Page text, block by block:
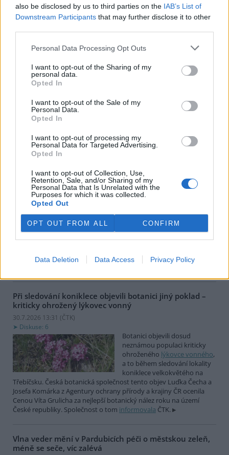
also be disclosed by us to third parties on the IAB’s List of
Downstream Participants that may further disclose it to other
Personal Data Processing Opt Outs
I want to opt-out of the Sharing of my
personal data.
Opted In
I want to opt-out of the Sale of my
Personal Data.
Opted In
I want to opt-out of processing my
Personal Data for Targeted Advertising.
Opted In
I want to opt-out of Collection, Use,
Retention, Sale, and/or Sharing of my
Personal Data that Is Unrelated with the
Purposes for which it was collected.
Opted Out
OPT OUT FROM ALL CONFIRM
Data Deletion Data Access Privacy Policy
Letošní sucho už výrazně snížilo průtoky a hladiny
nádrží v povodí Moravy a Dyje
30.7.2026 20:27 (ČTK)
podepisuje na množství
Moravy a povodí Dyje. Důležité
vodárenské nádrže jsou na
tom podobně či hůř než ve velmi suchém roce 2018. V
vyplývá z deseti hodnocených vodoměrných profilů. Bouřky
pomáhají situaci jen lokálně a krátkodobě, zásadní plošné zlepšení
lze čekat, až přijdou trvalejší a plošné srážky, uvedla v tiskové
zprávě mluvčí Povodí Moravy Jana Kučerová.
30.7.2026 18:05 | LUŽE (ČTK)
Diskuse: 6
Ve středu večer zemřel v
Někdejšímu dlouholetému
řediteli pražské Botanické
zahrady Na Slupi a popularizátorovi říše rostlin bylo 88 let. Poslední
Větvičkův syn Ivan. Na úmrtíupozornilChrudimský deník s
Při sledování koniklece objevili botanici jiný poklad –
kriticky ohrožený lýkovec vonný
30.7.2026 13:31 (ČTK)
Diskuse: 6
Botanici objevili dosud
neznámou populaci kriticky
ohroženého lýkovce vonného,
a to během sledování lokality
koniklece velkokvětého na
Třebíčsku. Česká botanická společnost tento objev Luďka Čecha a
Josefa Komárka z Agentury ochrany přírody a krajiny ČR ocenila
Cenou Víta Grulicha za nejlepší botanický nález roku na území
České republiky. Společnost o tom informovala ČTK.
Vlna veder mění v Pardubicích péči o městskou zeleň,
méně se seče, víc zalévá